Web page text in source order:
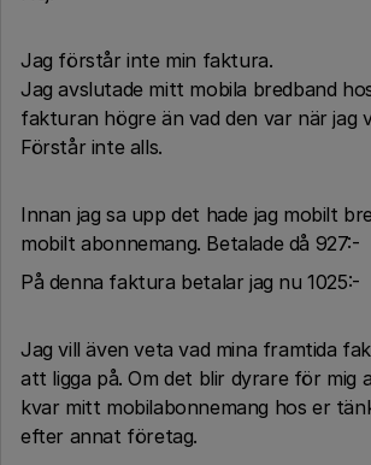
Jag förstår inte min faktura.
Jag avslutade mitt mobila bredband
fakturan högre än vad den var när jag
Förstår inte alls.
Innan jag sa upp det hade jag mobilt
mobilt abonnemang. Betalade då 927:-
På denna faktura betalar jag nu 1025:-
Jag vill även veta vad mina framtida
att ligga på. Om det blir dyrare för mig
kvar mitt mobilabonnemang hos er
efter annat företag.